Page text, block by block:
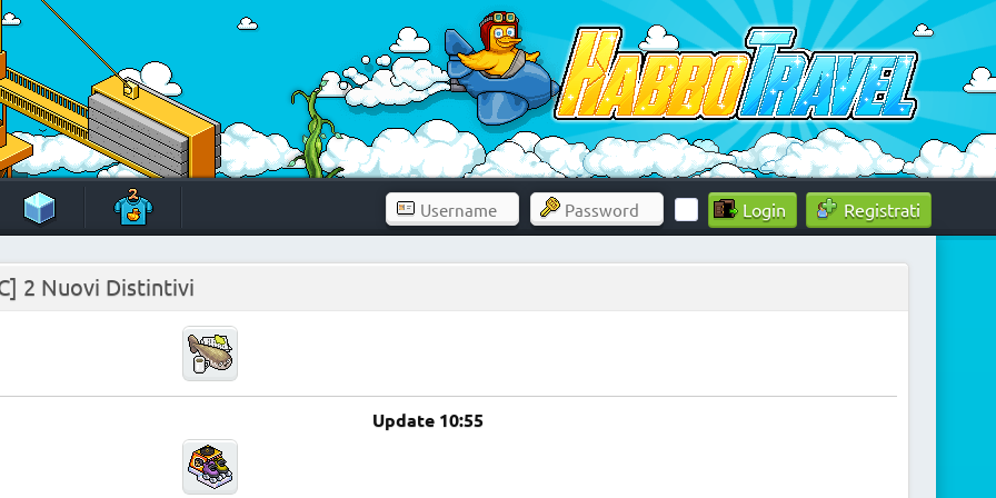
Registrati
2 Nuovi Distintivi
Update 10:55